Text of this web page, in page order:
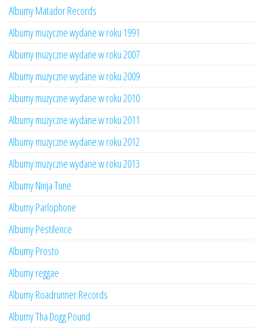
Albumy Matador Records
Albumy muzyczne wydane w roku 1991
Albumy muzyczne wydane w roku 2007
Albumy muzyczne wydane w roku 2009
Albumy muzyczne wydane w roku 2010
Albumy muzyczne wydane w roku 2011
Albumy muzyczne wydane w roku 2012
Albumy muzyczne wydane w roku 2013
Albumy Ninja Tune
Albumy Parlophone
Albumy Pestilence
Albumy Prosto
Albumy reggae
Albumy Roadrunner Records
Albumy Tha Dogg Pound